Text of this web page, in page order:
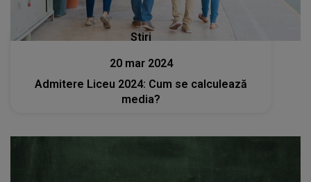
Stiri
20 mar 2024
Admitere Liceu 2024: Cum se calculează
media?